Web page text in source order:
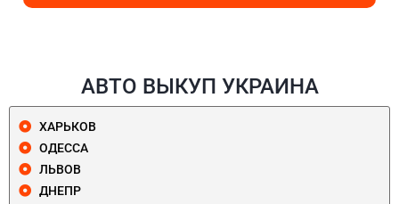
АВТО ВЫКУП УКРАИНА
ХАРЬКОВ
ОДЕССА
ЛЬВОВ
ДНЕПР